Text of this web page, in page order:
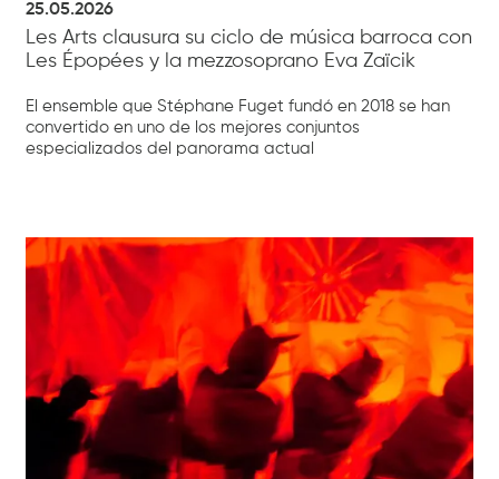
25.05.2026
Les Arts clausura su ciclo de música barroca con
Les Épopées y la mezzosoprano Eva Zaïcik
El ensemble que Stéphane Fuget fundó en 2018 se han
convertido en uno de los mejores conjuntos
especializados del panorama actual